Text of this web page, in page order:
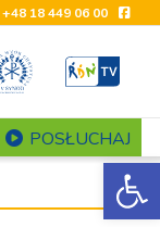
+48 18 449 06 00
POSŁUCHAJ